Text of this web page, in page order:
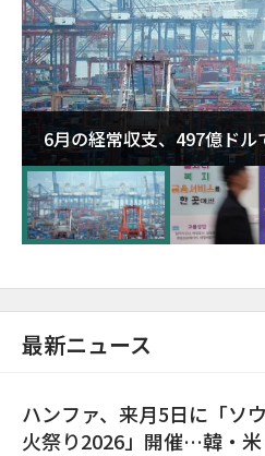
6月の経常収支、497億ド
が初の1000億ドル突破
最新ニュース
ハンファ、来月5日に「ソ
火祭り2026」開催…韓・米